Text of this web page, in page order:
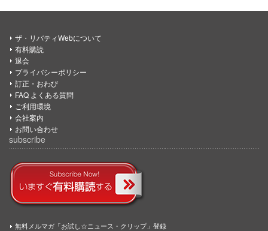
ザ・リバティWebについて
有料購読
退会
プライバシーポリシー
訂正・おわび
FAQ よくある質問
ご利用環境
会社案内
お問い合わせ
subscribe
無料メルマガ「お試し☆ニュース・クリップ」登録